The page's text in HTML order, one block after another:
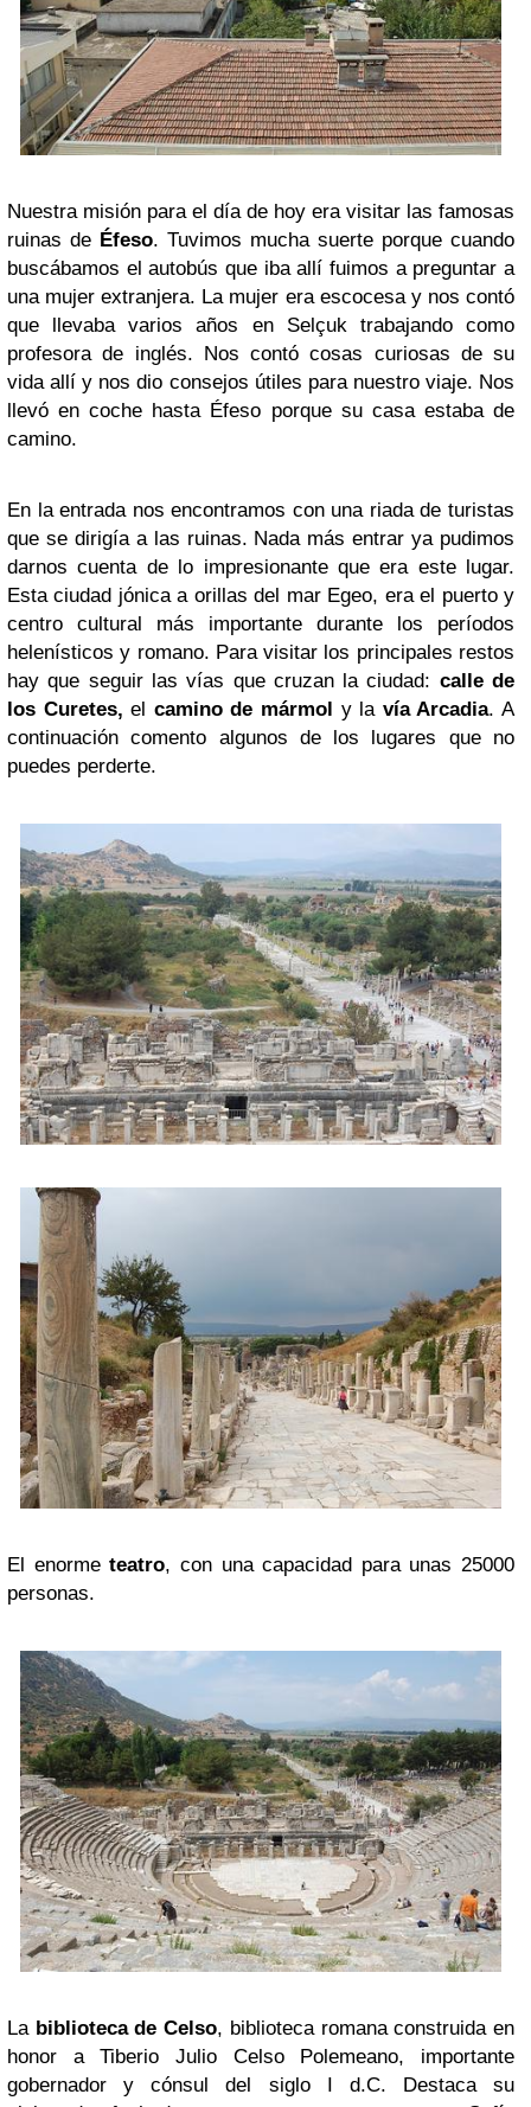
Nuestra misión para el día de hoy era visitar las famosas
ruinas de Éfeso. Tuvimos mucha suerte porque cuando
buscábamos el autobús que iba allí fuimos a preguntar a
una mujer extranjera. La mujer era escocesa y nos contó
que llevaba varios años en Selçuk trabajando como
profesora de inglés. Nos contó cosas curiosas de su
vida allí y nos dio consejos útiles para nuestro viaje. Nos
llevó en coche hasta Éfeso porque su casa estaba de
camino.
En la entrada nos encontramos con una riada de turistas
que se dirigía a las ruinas. Nada más entrar ya pudimos
darnos cuenta de lo impresionante que era este lugar.
Esta ciudad jónica a orillas del mar Egeo, era el puerto y
centro cultural más importante durante los períodos
helenísticos y romano. Para visitar los principales restos
hay que seguir las vías que cruzan la ciudad: calle de
los Curetes,el camino de mármol y la vía Arcadia. A
continuación comento algunos de los lugares que no
puedes perderte.
El enormeteatro, con una capacidad para unas 25000
personas.
La biblioteca de Celso, biblioteca romana construida en
honor a Tiberio Julio Celso Polemeano, importante
gobernador y cónsul del siglo I d.C. Destaca su